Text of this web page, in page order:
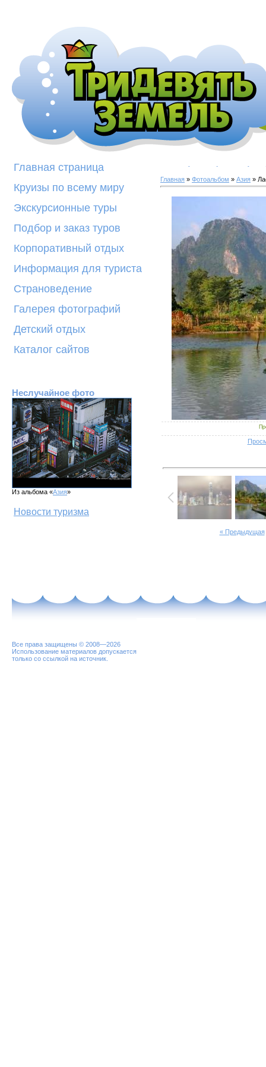
Главная страница
Круизы по всему миру
Экскурсионные туры
Подбор и заказ туров
Корпоративный отдых
Информация для туриста
Страноведение
Галерея фотографий
Детский отдых
Каталог сайтов
Неслучайное фото
Из альбома «Азия»
Новости туризма
Главная » Фотоальбом » Азия »
« Предыдущая
Все права защищены © 2008—2026
Использование материалов допускается
только со ссылкой на источник.